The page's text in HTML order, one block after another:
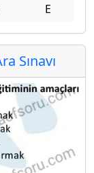
E
Sınavı